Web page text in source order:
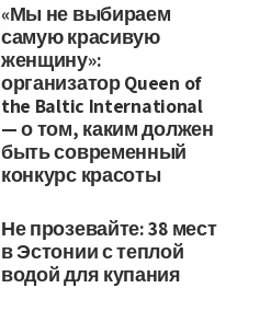
«Мы не выбираем
самую красивую
женщину»:
организатор Queen of
the Baltic International
— о том, каким должен
быть современный
конкурс красоты
Не прозевайте: 38 мест
в Эстонии с теплой
водой для купания